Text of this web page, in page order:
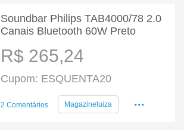
Soundbar Philips TAB4000/78 2.0
Canais Bluetooth 60W Preto
R$ 265,24
Cupom: ESQUENTA20
2 Comentários Magazineluiza ...